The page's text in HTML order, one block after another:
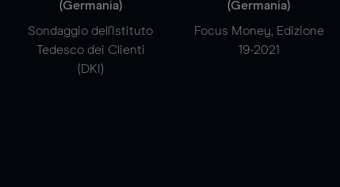
(Germania)
Sondaggio dell'Istituto
Tedesco dei Clienti
(DKI)
(Germania)
Focus Money, Edizione
19-2021